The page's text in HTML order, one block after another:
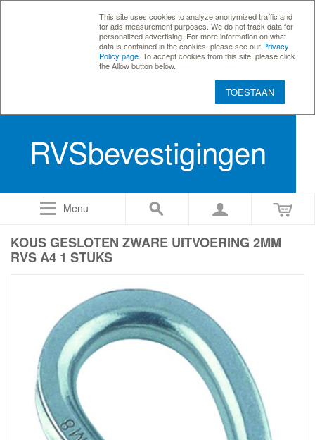
This site uses cookies to analyze anonymized traffic and
for ads measurement purposes. We do not track data for
personalized advertising. For more information on what
data is contained in the cookies, please see our Privacy
Policy page . To accept cookies from this site, please click
the Allow button below.
TOESTAAN
RVSbevestigingen
Menu
KOUS GESLOTEN ZWARE UITVOERING 2MM
RVS A4 1 STUKS